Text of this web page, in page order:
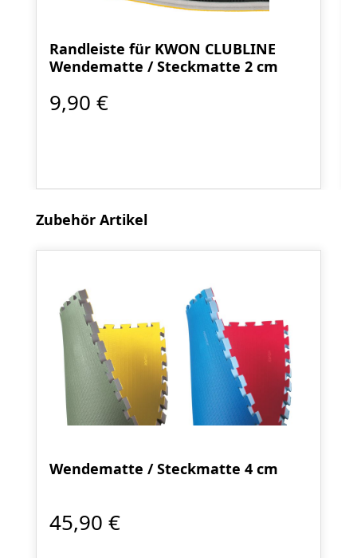
Randleiste für KWON CLUBLINE
Wendematte / Steckmatte 2 cm
9,90 €
Produktgalerie überspringen
Zubehör Artikel
Wendematte / Steckmatte 4 cm
45,90 €